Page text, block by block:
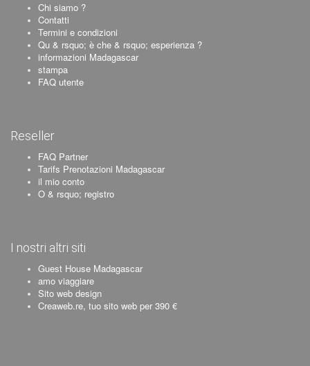
Chi siamo ?
Contatti
Termini e condizioni
Qu & rsquo; è che & rsquo; esperienza ?
informazioni Madagascar
stampa
FAQ utente
Reseller
FAQ Partner
Tarifs Prenotazioni Madagascar
il mio conto
O & rsquo; registro
I nostri altri siti
Guest House Madagascar
amo viaggiare
Sito web design
Creaweb.re, tuo sito web per 390 €